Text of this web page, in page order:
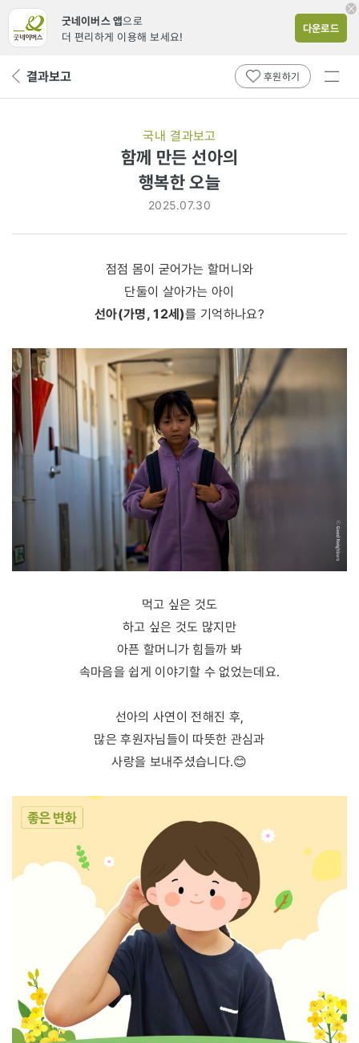
굿네이버스 앱으로
더 편리하게 이용해 보세요!
다운로드
뒤 결과보고 후원하기
전체
국내 결과보고
함께 만든 선아의
행복한 오늘
2025.07.30
점점 몸이 굳어가는 할머니와
단둘이 살아가는 아이
선아(가명, 12세)를 기억하나요?
먹고 싶은 것도
하고 싶은 것도 많지만
아픈 할머니가 힘들까 봐
속마음을 쉽게 이야기할 수 없었는데요.
선아의 사연이 전해진 후,
많은 후원자님들이 따뜻한 관심과
사랑을 보내주셨습니다.😊